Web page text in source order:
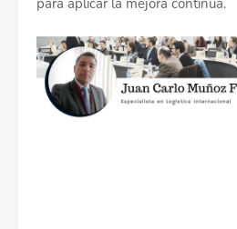
para aplicar la mejora continua.